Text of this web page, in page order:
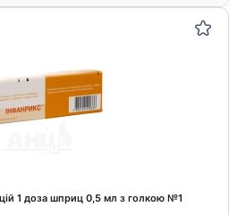
1 доза шприц 0,5 мл з голкою №1